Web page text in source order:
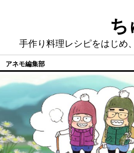
手作り料理レシピをはじめ
アネモ編集部